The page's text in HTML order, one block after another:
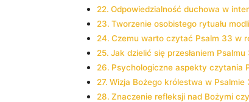
Odpowiedzialność duchowa w
Tworzenie osobistego rytuału
Czemu warto czytać Psalm 33 w
Jak dzielić się przesłaniem
Psychologiczne aspekty czytania
Wizja Bożego królestwa w Psalmie
Znaczenie refleksji nad Bożymi